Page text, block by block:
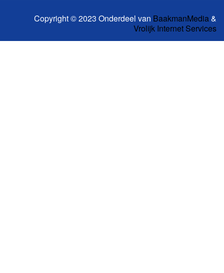
Copyright © 2023 Onderdeel van BaakmanMedia&
Vrolijk Internet Services